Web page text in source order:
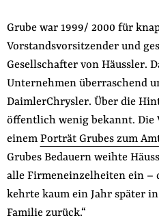
Website
FacebookMastodon
Bluesky
Grube war 1999/ 2000 für
Vorstandsvorsitzender und
Gesellschafter von Häussler.
Unternehmen überraschend
DaimlerChrysler. Über die
öffentlich wenig bekannt. Die
einem Porträt Grubes zum
Grubes Bedauern weihte
alle Firmeneinzelheiten ein –
kehrte kaum ein Jahr später
Familie zurück.“